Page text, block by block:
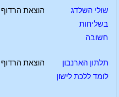
שולי השלדג
בשליחות
חשובה
הוצאת הרדוף
תלתון הארנבון
לומד ללכת לישון
הוצאת הרדוף